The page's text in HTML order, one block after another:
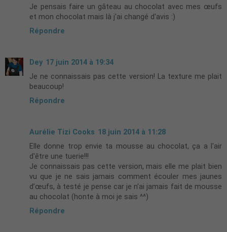
Je pensais faire un gâteau au chocolat avec mes œufs
et mon chocolat mais là j'ai changé d'avis :)
Répondre
Dey 17 juin 2014 à 19:34
Je ne connaissais pas cette version! La texture me plait
beaucoup!
Répondre
Aurélie Tizi Cooks 18 juin 2014 à 11:28
Elle donne trop envie ta mousse au chocolat, ça a l'air
d'être une tuerie!!!
Je connaissais pas cette version, mais elle me plait bien
vu que je ne sais jamais comment écouler mes jaunes
d’œufs, à testé je pense car je n'ai jamais fait de mousse
au chocolat (honte à moi je sais ^^)
Répondre